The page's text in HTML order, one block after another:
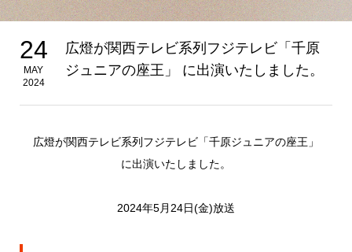
24
MAY
2024
広燈が関西テレビ系列フジテレビ「千原
ジュニアの座王」 に出演いたしました。
広燈が関西テレビ系列フジテレビ「千原ジュニアの座王」
に出演いたしました。
2024年5月24日(金)放送